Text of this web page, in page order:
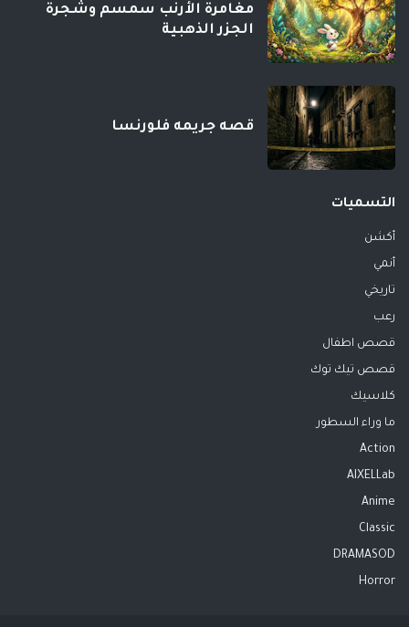
مغامرة الأرنب سمسم وشجرة
الجزر الذهبية
قصه جريمه فلورنسا
التسميات
أكشن
أنمي
تاريخي
رعب
قصص اطفال
قصص تيك توك
كلاسيك
ما وراء السطور
Action
AIXELLab
Anime
Classic
DRAMASOD
Horror